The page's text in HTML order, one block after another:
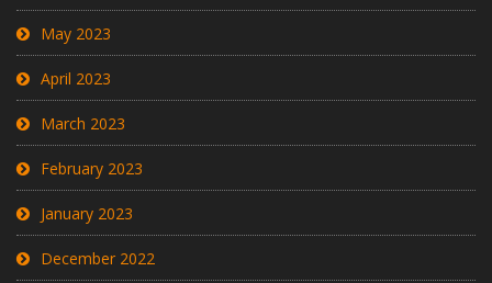
May 2023
April 2023
March 2023
February 2023
January 2023
December 2022